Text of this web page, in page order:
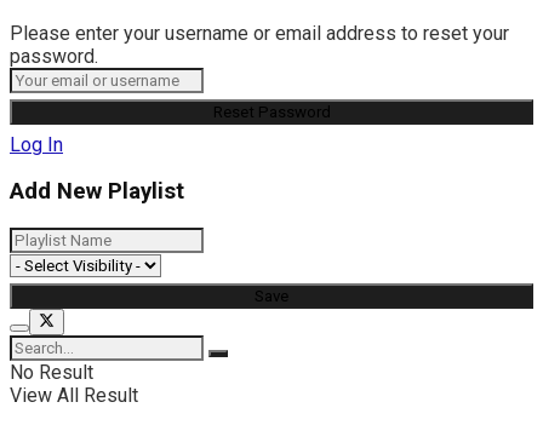
Please enter your username or email address to reset your
password.
Log In
Add New Playlist
No Result
View All Result